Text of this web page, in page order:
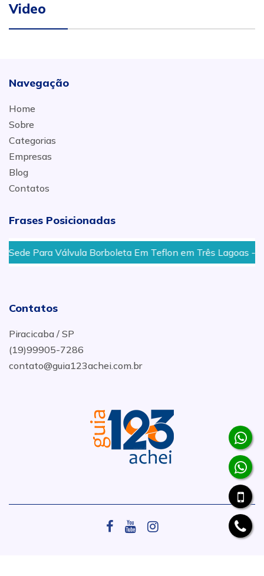
Video
Navegação
Home
Sobre
Categorias
Empresas
Blog
Contatos
Frases Posicionadas
Para Válvula Borboleta Em Teflon em Três Lagoas - MS
Contatos
Piracicaba / SP
(19)99905-7286
contato@guia123achei.com.br